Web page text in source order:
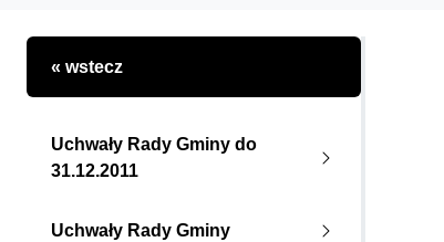
« wstecz
Uchwały Rady Gminy do
31.12.2011
Uchwały Rady Gminy